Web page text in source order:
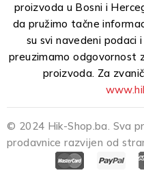
proizvoda u Bosni i
da pružimo tačne
su svi navedeni podaci
preuzimamo odgovornost
proizvoda. Za
© 2024 Hik-Shop.ba. Sva
prodavnice razvijen od